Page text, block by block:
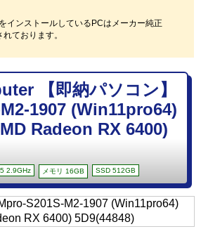
インストールしているPCはメーカー純正
ております。
【即納パソコン】
1907 (Win11pro64)
Radeon RX 6400)
2.9GHz メモリ 16GB SSD 512GB